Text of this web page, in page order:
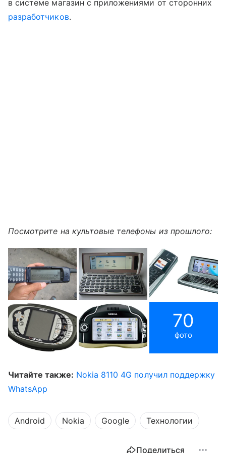
в системе магазин с приложениями от сторонних
разработчиков.
Посмотрите на культовые телефоны из прошлого:
70
фото
Читайте также: Nokia 8110 4G получил поддержку
WhatsApp
Android Nokia Google Технологии
Поделиться